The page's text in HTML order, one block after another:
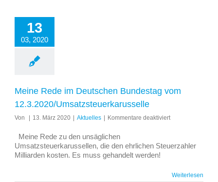
13
03, 2020
Meine Rede im Deutschen Bundestag vom
12.3.2020/Umsatzsteuerkarusselle
Von 13. März 2020 Aktuelles Kommentare deaktiviertfür
im
12.3.2020/
Meine Rede zu den unsäglichen
Umsatzsteuerkarussellen, die den ehrlichen Steuerzahler
Milliarden kosten. Es muss gehandelt werden!
Weiterlesen